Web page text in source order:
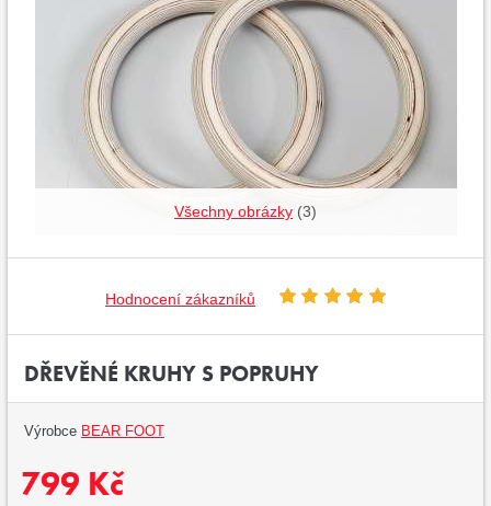
Všechny obrázky (3)
Hodnocení zákazníků
DŘEVĚNÉ KRUHY S POPRUHY
Výrobce BEAR FOOT
799 Kč